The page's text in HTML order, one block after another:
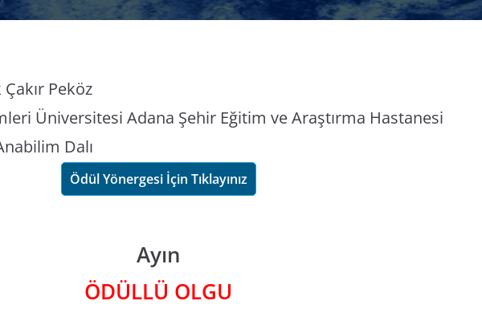
Peköz
Üniversitesi Adana Şehir Eğitim ve Araştırma Hastanesi
Dalı
Ödül Yönergesi İçin Tıklayınız
Ayın
ÖDÜLLÜ OLGU